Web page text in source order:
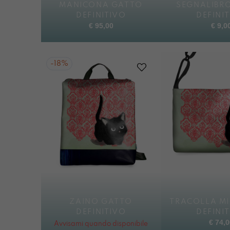
DEFINITIVO
€ 95,00 €
DEFINITIVO
Avvisami quando disponibile
- 18%
TRACOLLA
€